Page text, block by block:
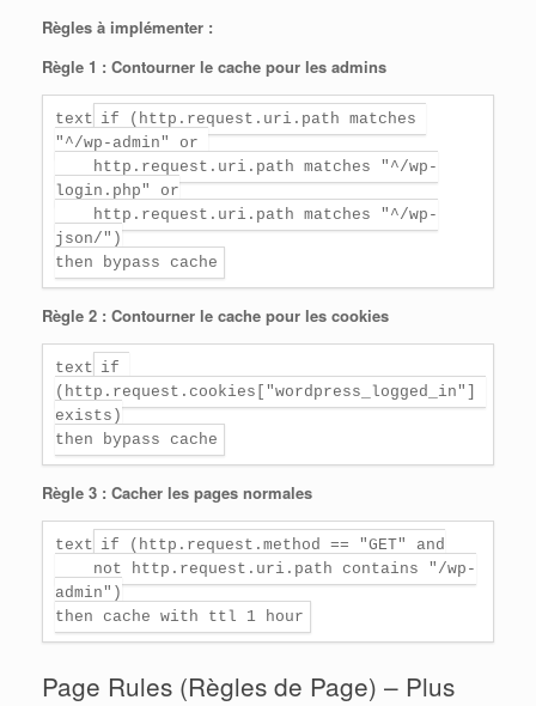
Règles à implémenter :
Règle 1 : Contourner le cache pour les admins
text if (http.request.uri.path matches
"^/wp-admin" or
login.php" or
json/")
Règle 2 : Contourner le cache pour les cookies
text if
(http.request.cookies["wordpress_logged_in"]
exists)
Règle 3 : Cacher les pages normales
text if (http.request.method == "GET" and
admin")
Page Rules (Règles de Page) – Plus